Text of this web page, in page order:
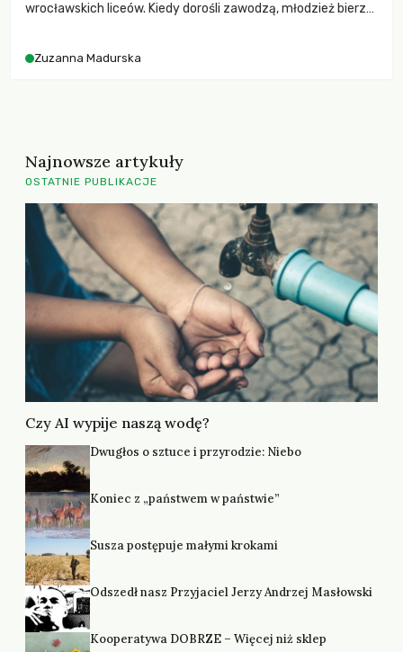
wrocławskich liceów. Kiedy dorośli zawodzą, młodzież bierze
Zuzanna Madurska
Najnowsze artykuły
OSTATNIE PUBLIKACJE
Czy AI wypije naszą wodę?
Dwugłos o sztuce i przyrodzie: Niebo
Koniec z „państwem w państwie”
Susza postępuje małymi krokami
Odszedł nasz Przyjaciel Jerzy Andrzej Masłowski
Kooperatywa DOBRZE – Więcej niż sklep